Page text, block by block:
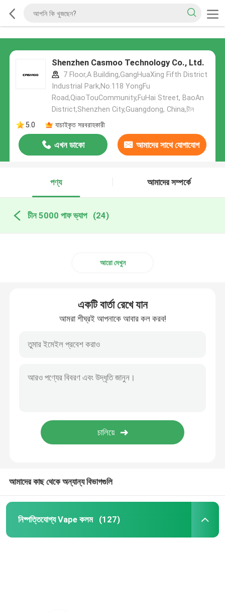
Shenzhen Casmoo Technology Co., Ltd.
7 Floor,A Building,GangHuaXing Fifth District
Industrial Park,No.118 YongFu
Road,QiaoTouCommunity,FuHai Street, BaoAn
District,Shenzhen City,Guangdong, China,চীন
5.0
যাচাইকৃত সরবরাহকারী
এখন ডাকো আমাদের সাথে যোগাযোগ
পণ্য
আমাদের সম্পর্কে
চীন 5000 পাফ ভ্যাপ (24)
আরো দেখুন
একটি বার্তা রেখে যান
আমরা শীঘ্রই আপনাকে আবার কল করব!
আমাদের কাছ থেকে অন্যান্য বিভাগগুলি
নিষ্পত্তিযোগ্য Vape কলম (127)